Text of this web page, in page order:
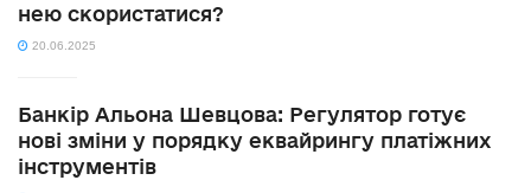
нею скористатися?
20.06.2025
Банкір Альона Шевцова: Регулятор готує
нові зміни у порядку еквайрингу платіжних
інструментів